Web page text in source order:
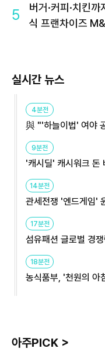
5
버거·커피·치킨
식 프랜차이즈
실시간 뉴스
4분전
與 "'하늘이법' 여야
9분전
'캐시딜' 캐시워크 돈
14분전
관세전쟁 '엔드게임'
17분전
섬유패션 글로벌 경
18분전
농식품부, '천원의
아주PICK >